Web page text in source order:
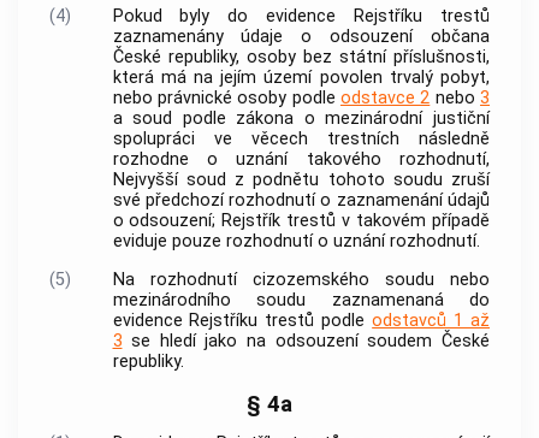
(4)
Pokud byly do evidence Rejstříku trestů
zaznamenány údaje o odsouzení občana
České republiky, osoby bez státní příslušnosti,
která má na jejím území povolen trvalý pobyt,
nebo právnické osoby podle odstavce 2 nebo3
a soud podle zákona o mezinárodní justiční
spolupráci ve věcech trestních následně
rozhodne o uznání takového rozhodnutí,
Nejvyšší soud z podnětu tohoto soudu zruší
své předchozí rozhodnutí o zaznamenání údajů
o odsouzení; Rejstřík trestů v takovém případě
eviduje pouze rozhodnutí o uznání rozhodnutí.
(5)
Na rozhodnutí cizozemského soudu nebo
mezinárodního soudu zaznamenaná do
evidence Rejstříku trestů podleodstavců 1 až
3 se hledí jako na odsouzení soudem České
republiky.
§ 4a